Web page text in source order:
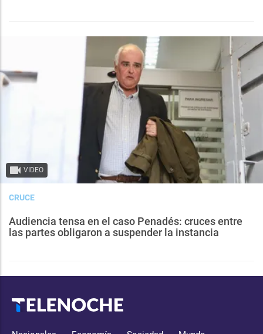
VIDEO
CRUCE
Audiencia tensa en el caso Penadés: cruces entre
las partes obligaron a suspender la instancia